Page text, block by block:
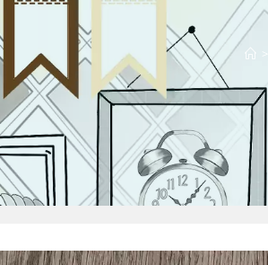
website
search
>